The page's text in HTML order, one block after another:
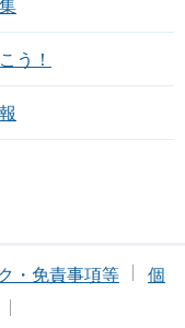
う！
・免責事項等
個